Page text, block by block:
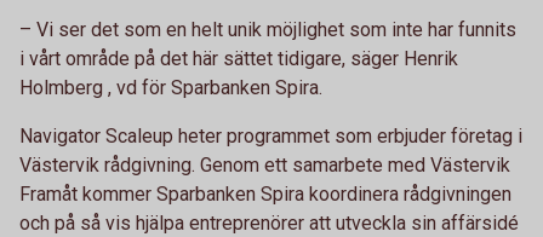
– Vi ser det som en helt unik möjlighet som inte har funnits
i vårt område på det här sättet tidigare, säger Henrik
Holmberg , vd för Sparbanken Spira.
Navigator Scaleup heter programmet som erbjuder företag i
Västervik rådgivning. Genom ett samarbete med Västervik
Framåt kommer Sparbanken Spira koordinera rådgivningen
och på så vis hjälpa entreprenörer att utveckla sin affärsidé